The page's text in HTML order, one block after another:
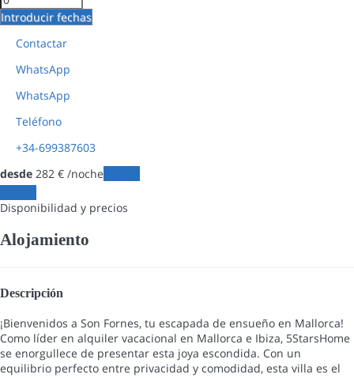
Introducir fechas
Contactar
WhatsApp
WhatsApp
Teléfono
+34-699387603
desde 282 € /noche
Disponibilidad y precios
Alojamiento
Descripción
¡Bienvenidos a Son Fornes, tu escapada de ensueño en Mallorca!
Como líder en alquiler vacacional en Mallorca e Ibiza, 5StarsHome
se enorgullece de presentar esta joya escondida. Con un
equilibrio perfecto entre privacidad y comodidad, esta villa es el